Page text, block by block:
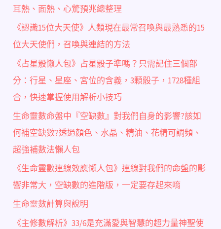
耳熱、面熱、心驚預兆總整理
《認識15位大天使》人類現在最常召喚與最熟悉的15
位大天使們，召喚與連結的方法
《占星骰懶人包》占星骰子準嗎？只需記住三個部
分：行星、星座、宮位的含義，3顆骰子，1728種組
合，快速掌握使用解析小技巧
生命靈數命盤中『空缺數』對我們自身的影響?該如
何補空缺數?透過顏色、水晶、精油、花精可調頻、
超強補數法懶人包
《生命靈數連線效應懶人包》連線對我們的命盤的影
響非常大，空缺數的進階版，一定要存起來唷
生命靈數計算與說明
《主修數解析》33/6是充滿愛與智慧的超力量神聖使